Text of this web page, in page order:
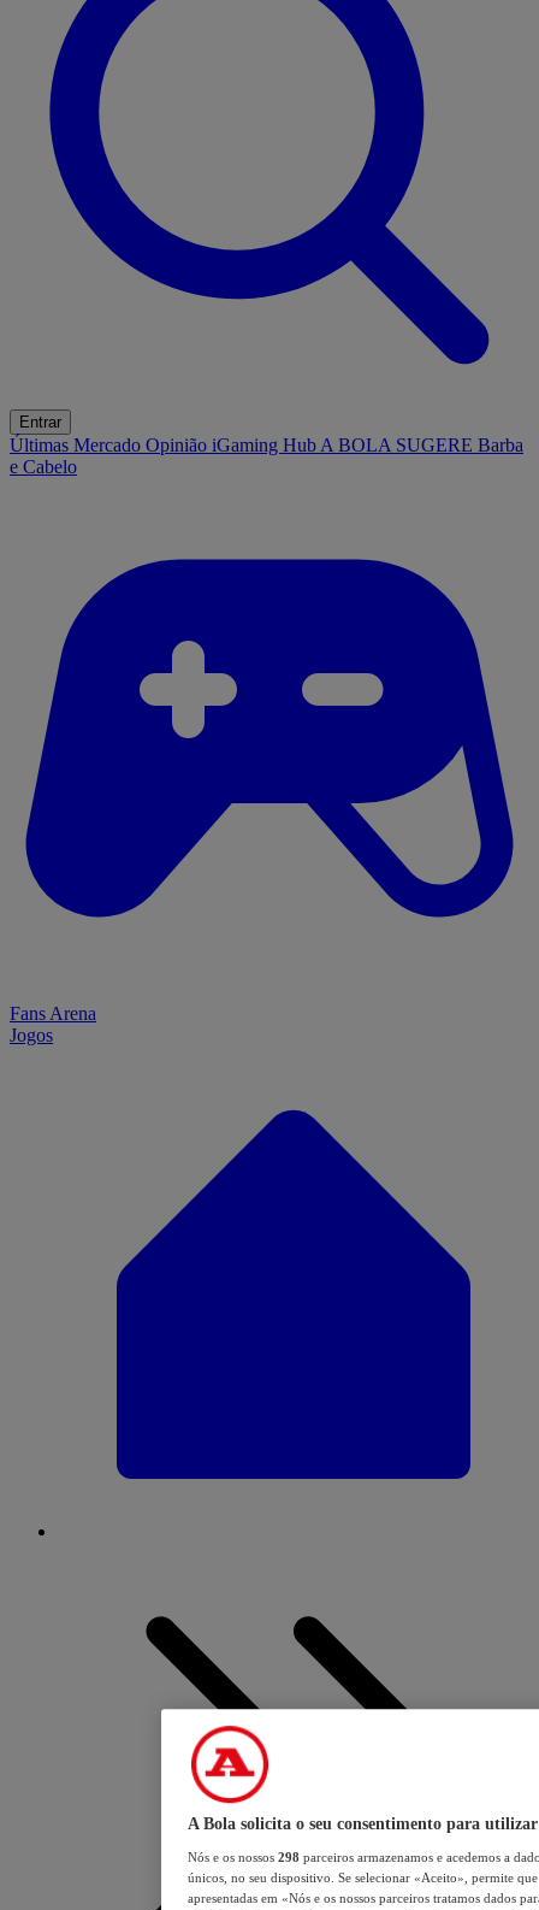
Entrar
Últimas Mercado Opinião iGaming Hub A BOLA SUGERE Barba
e Cabelo
Fans Arena
Jogos
A Bola solicita o seu consentimento para utilizar
Nós e os nossos 298 parceiros armazenamos e acedemos a
únicos, no seu dispositivo. Se selecionar «Aceito», permite
apresentadas em «Nós e os nossos parceiros tratamos dados